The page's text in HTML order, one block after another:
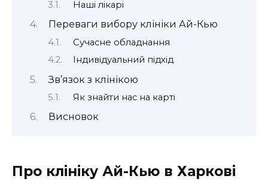
Наші лікарі
Переваги вибору клініки Ай-Кью
Сучасне обладнання
Індивідуальний підхід
Зв’язок з клінікою
Як знайти нас на карті
Висновок
Про клініку Ай-Кью в Харкові